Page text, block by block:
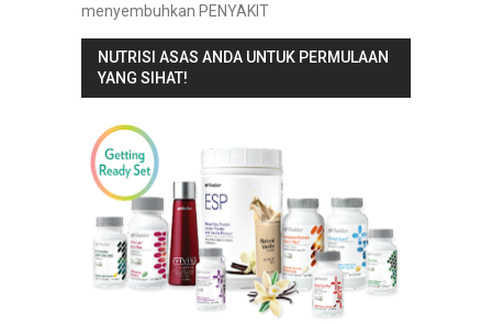
menyembuhkan PENYAKIT
NUTRISI ASAS ANDA UNTUK PERMULAAN
YANG SIHAT!